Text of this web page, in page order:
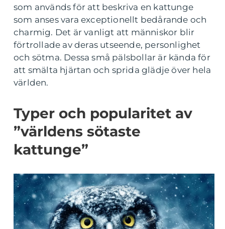
som används för att beskriva en kattunge
som anses vara exceptionellt bedårande och
charmig. Det är vanligt att människor blir
förtrollade av deras utseende, personlighet
och sötma. Dessa små pälsbollar är kända för
att smälta hjärtan och sprida glädje över hela
världen.
Typer och popularitet av
”världens sötaste
kattunge”